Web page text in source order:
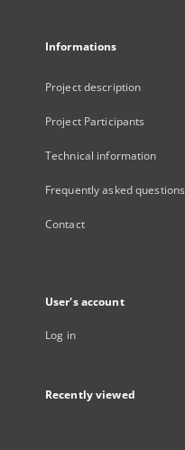
Informations
Project description
Project Participants
Technical information
Frequently asked questions
Contact
User's account
Log in
Recently viewed